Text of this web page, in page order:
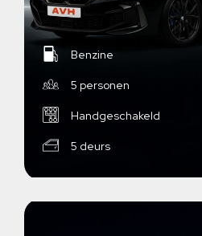
Benzine
5 personen
Handgeschakeld
5 deurs